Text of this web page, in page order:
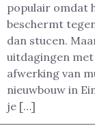
populair omdat
beschermt
dan stucen.
uitdagingen
afwerking van
nieuwbouw in
je […]